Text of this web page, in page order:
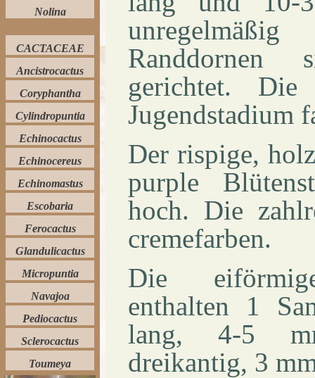
Nolina
CACTACEAE
Ancistrocactus
Coryphantha
Cylindropuntia
Echinocactus
Echinocereus
Echinomastus
Escobaria
Ferocactus
Glandulicactus
Micropuntia
Navajoa
Pediocactus
Sclerocactus
Toumeya
gerichtet.
Jugendstadium
Der rispige,
purple
hoch. Die
cremefarben.
Die
enthalten 1
lang, 4-5
dreikantig, 3